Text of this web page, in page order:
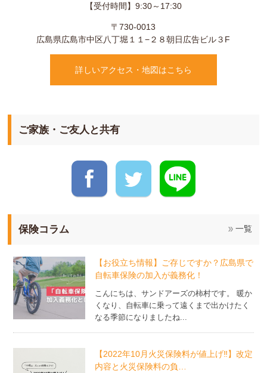
【受付時間】9:30～17:30
〒730-0013
広島県広島市中区八丁堀１１−２８朝日広告ビル３F
詳しいアクセス・地図はこちら
ご家族・ご友人と共有
保険コラム 一覧
【お役立ち情報】ご存じですか？広島県で
自転車保険の加入が義務化！
こんにちは、サンドアーズの柿村です。 暖か
くなり、自転車に乗って遠くまで出かけたく
なる季節になりましたね...
【2022年10月火災保険料が値上げ‼】改定
内容と火災保険料の負…